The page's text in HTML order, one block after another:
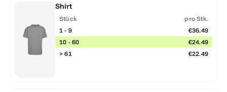
Shirt
Stück
pro Stk.
1 - 9
€36.49
10 - 60
€24.49
> 61
€22.49